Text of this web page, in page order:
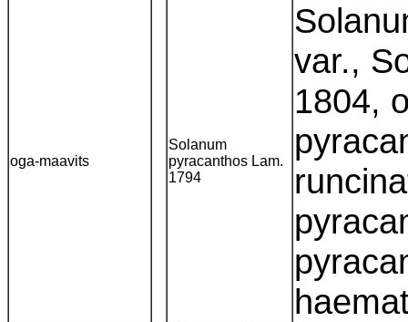
oga-maavits
Solanum
pyracanthos Lam.
1794
var.,
1804,